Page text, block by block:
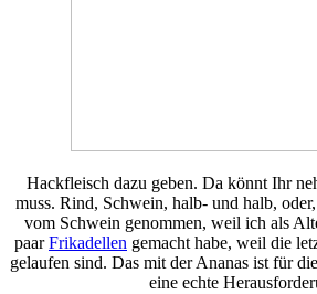
Hackfleisch dazu geben. Da könnt Ihr
muss. Rind, Schwein, halb- und halb,
vom Schwein genommen, weil ich als
paarFrikadellen gemacht habe, weil die
gelaufen sind. Das mit der Ananas ist für
eine echte